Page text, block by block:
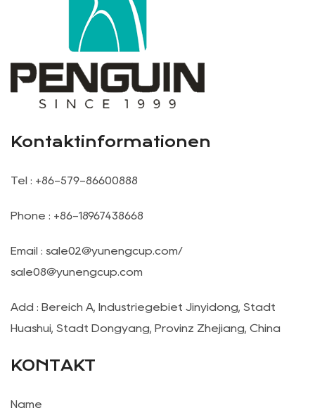
Kontaktinformationen
Tel : +86-579-86600888
Phone : +86-18967438668
Email : sale02@yunengcup.com/
sale08@yunengcup.com
Add : Bereich A, Industriegebiet Jinyidong, Stadt
Huashui, Stadt Dongyang, Provinz Zhejiang, China
KONTAKT